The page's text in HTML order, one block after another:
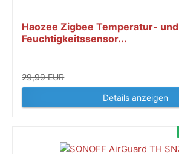
Haozee Zigbee Temperatur- und
Feuchtigkeitssensor...
29,99 EUR
Details anzeigen